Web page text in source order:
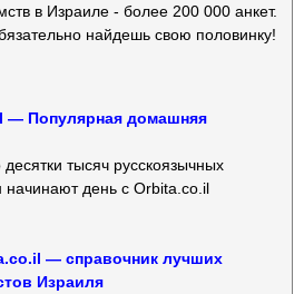
в Израиле - более 200 000 анкет.
найдешь свою половинку!
— Популярная домашняя
тысяч русскоязычных
начинают день с Orbita.co.il
— справочник лучших
Израиля